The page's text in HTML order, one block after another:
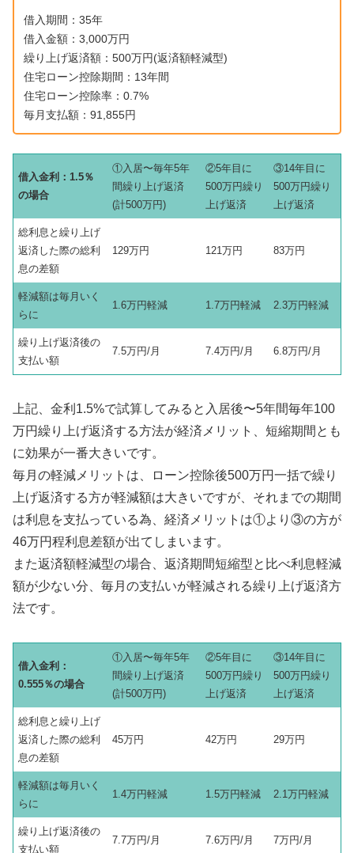
借入期間：35年
借入金額：3,000万円
繰り上げ返済額：500万円(返済額軽減型)
住宅ローン控除期間：13年間
住宅ローン控除率：0.7%
毎月支払額：91,855円
借入金利：1.5％
の場合
①入居〜毎年5年
間繰り上げ返済
(計500万円)
②5年目に
500万円繰り
上げ返済
③14年目に
500万円繰り
上げ返済
総利息と繰り上げ
返済した際の総利
息の差額
129万円 121万円 83万円
軽減額は毎月いく
らに
1.6万円軽減 1.7万円軽減 2.3万円軽減
繰り上げ返済後の
支払い額
7.5万円/月 7.4万円/月 6.8万円/月
上記、金利1.5%で試算してみると入居後〜5年間毎年100
万円繰り上げ返済する方法が経済メリット、短縮期間とも
に効果が一番大きいです。
毎月の軽減メリットは、ローン控除後500万円一括で繰り
上げ返済する方が軽減額は大きいですが、それまでの期間
は利息を支払っている為、経済メリットは①より③の方が
46万円程利息差額が出てしまいます。
また返済額軽減型の場合、返済期間短縮型と比べ利息軽減
額が少ない分、毎月の支払いが軽減される繰り上げ返済方
法です。
借入金利：
0.555％の場合
①入居〜毎年5年
間繰り上げ返済
(計500万円)
②5年目に
500万円繰り
上げ返済
③14年目に
500万円繰り
上げ返済
総利息と繰り上げ
返済した際の総利
息の差額
45万円 42万円 29万円
軽減額は毎月いく
らに
1.4万円軽減 1.5万円軽減 2.1万円軽減
繰り上げ返済後の
支払い額
7.7万円/月 7.6万円/月 7万円/月